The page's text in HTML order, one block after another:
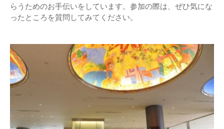
らうためのお手伝いをしています。参加の際は、ぜひ気にな
ったところを質問してみてください。